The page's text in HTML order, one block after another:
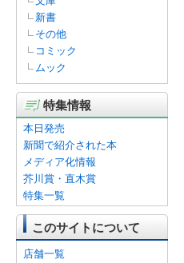
新書
その他
コミック
ムック
特集情報
本日発売
新聞で紹介された本
メディア化情報
芥川賞・直木賞
特集一覧
このサイトについて
店舗一覧